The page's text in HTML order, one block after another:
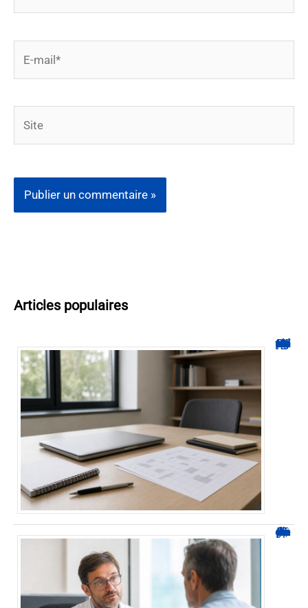
Articles populaires
Hyperplanning INSA CVL : comment suivre votre planning ?
Durée d’arrêt après un stent : des repères, pas une règle fixe